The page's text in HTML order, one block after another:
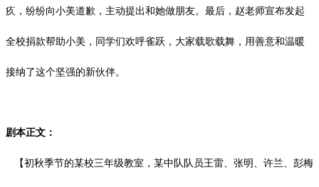
疚，纷纷向小美道歉，主动提出和她做朋友。最后，赵老师宣布发起
全校捐款帮助小美，同学们欢呼雀跃，大家载歌载舞，用善意和温暖
接纳了这个坚强的新伙伴。
剧本正文：
【初秋季节的某校三年级教室，某中队队员王雷、张明、许兰、彭梅